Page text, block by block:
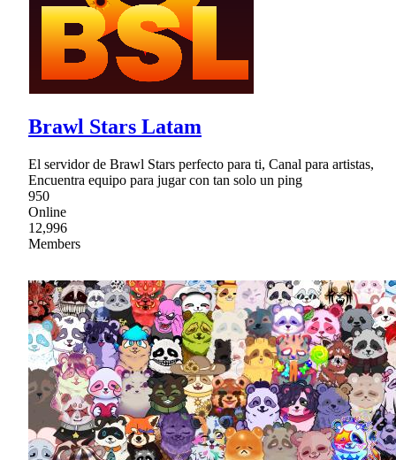
Brawl Stars Latam
El servidor de Brawl Stars perfecto para ti, Canal para artistas,
Encuentra equipo para jugar con tan solo un ping
950
Online
12,996
Members